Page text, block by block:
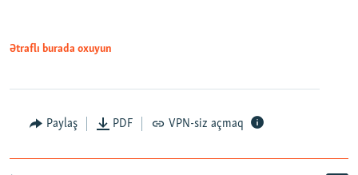
Ətraflı burada oxuyun
Paylaş PDF VPN-siz açmaq